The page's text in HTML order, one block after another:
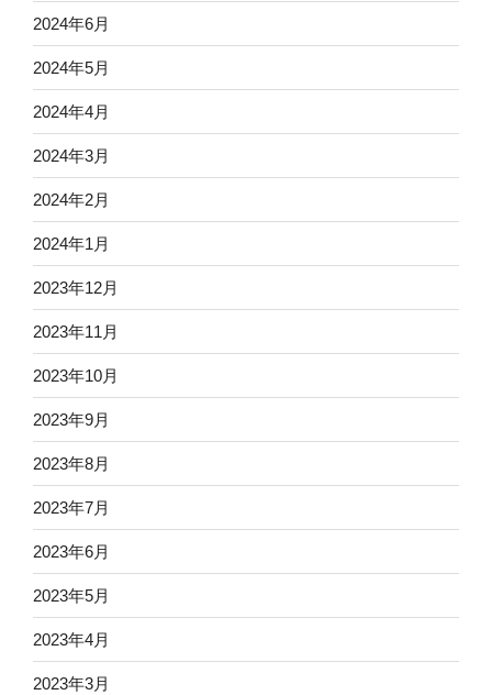
2024年6月
2024年5月
2024年4月
2024年3月
2024年2月
2024年1月
2023年12月
2023年11月
2023年10月
2023年9月
2023年8月
2023年7月
2023年6月
2023年5月
2023年4月
2023年3月